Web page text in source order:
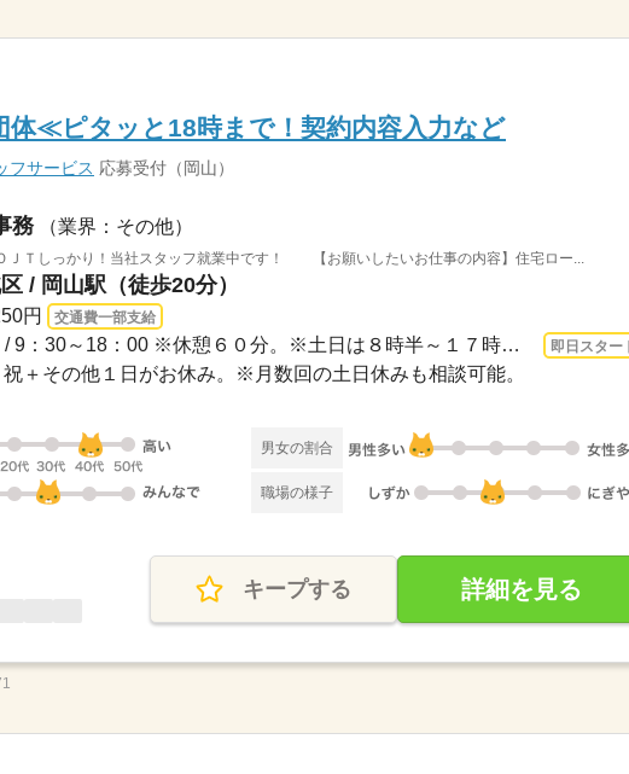
≪ピタッと18時まで！契約内容入力など
フサービス 応募受付（岡山）
務 （業界：その他）
ＪＴしっかり！当社スタッフ就業中です！ 【お願いしたいお仕事の内容】住宅ロー...
/ 岡山駅（徒歩20分）
円 交通費一部支給
3ヵ月以上 即日〜 / 9：30～18：00 ※休憩６０分。※土日は８時半～１７時半の勤務です... 即日スター
＋その他１日がお休み。※月数回の土日休みも相談可能。
男女の割合
職場の様子
キープする 詳細を見る